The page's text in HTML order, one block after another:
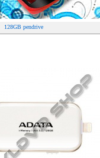
128GB pendrive